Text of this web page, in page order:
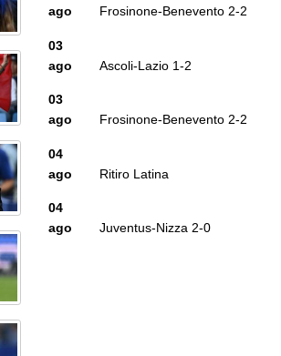
ago
Frosinone-Benevento 2-2
03
ago
Ascoli-Lazio 1-2
03
ago
Frosinone-Benevento 2-2
04
ago
Ritiro Latina
04
ago
Juventus-Nizza 2-0